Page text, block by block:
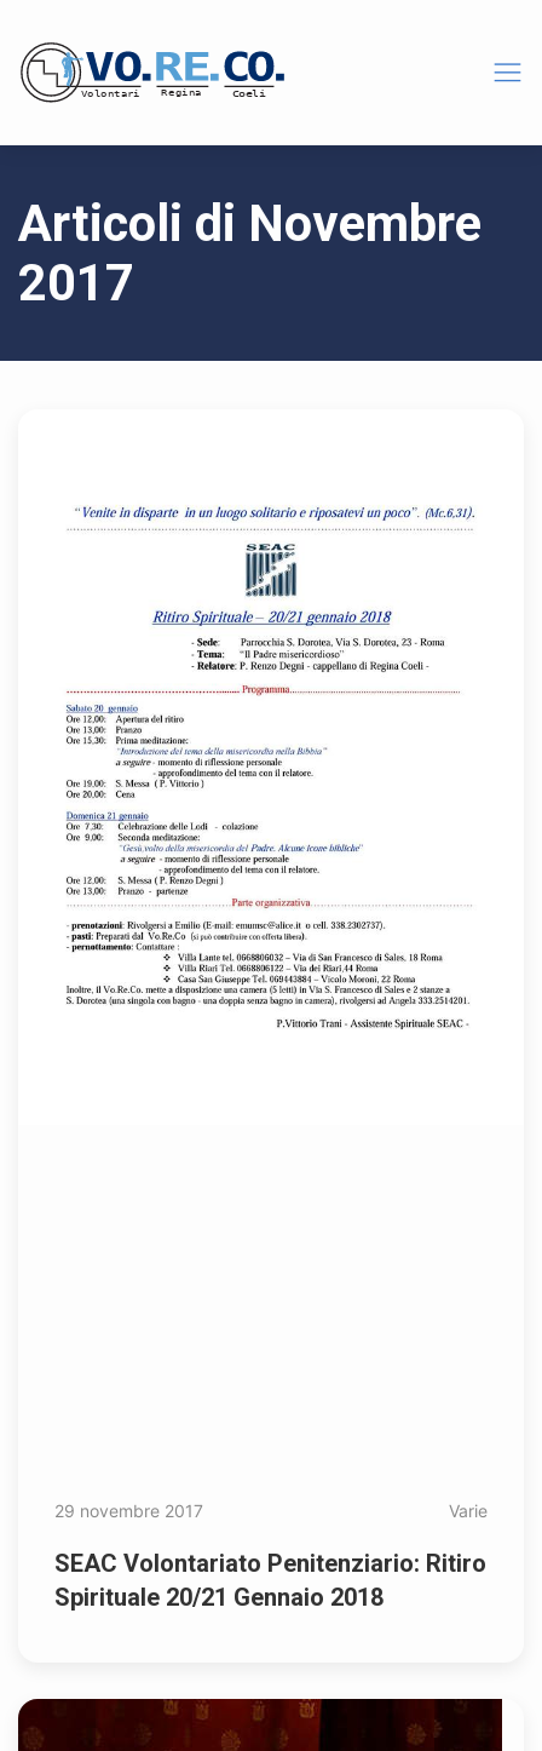
Articoli di Novembre
2017
29 novembre 2017 Varie
SEAC Volontariato Penitenziario: Ritiro
Spirituale 20/21 Gennaio 2018